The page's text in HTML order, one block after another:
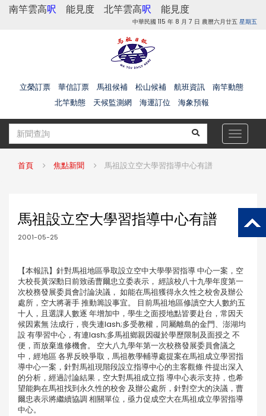
南竿雲高呎 能見度 北竿雲高呎 能見度
中華民國 115 年 8 月 7 日 農曆六月廿五 星期五
立榮訂票 華信訂票 馬祖候補 松山候補 航班資訊
南竿動態
北竿動態
天候監測網 海運訂位 海象預報
Toggle
首頁 焦點新聞 馬祖設立空大學習指導中心有譜
馬祖設立空大學習指導中心有譜
2001-05-25
【本報訊】針對馬祖地區爭取設立空中大學學習指導 中心一案，空
大校長黃深勳日前致函曹爾忠立委表示， 經該校八十九學年度第一
次校務發展委員會討論決議， 如能在馬祖獲得永久性之校舍及辦公
處所，空大將著手 推動籌設事宜。 目前馬祖地區修讀空大人數約五
十人，且選課人數逐 年增加中，學生之面授地點皆要赴台，常因天
候因素無 法成行，喪失連lash;多受教權，同屬離島的金門、澎湖均
設 有學習中心，有連lash;多馬祖鄉親因礙於學歷限制及面授之 不
便，而放棄進修機會。 空大八九學年第一次校務發展委員會議之
中，經地區 各界反映爭取，馬祖教學輔導處提案在馬祖成立學習指
導中心一案，針對馬祖現階段設立指導中心的主客觀條 件提出深入
的分析，經過討論結果，空大對馬祖成立指 導中心表示支持，也希
望能夠在馬祖找到永久性的校舍 及辦公處所，針對空大的決議，曹
爾忠表示將繼續協調 相關單位，亟力促成空大在馬祖成立學習指導
中心。